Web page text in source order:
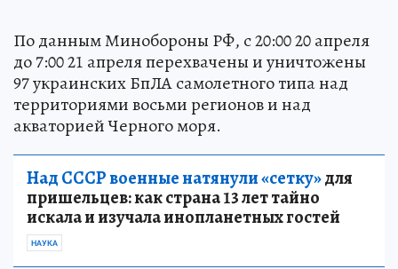
По данным Минобороны РФ, с 20:00 20 апреля
до 7:00 21 апреля перехвачены и уничтожены
97 украинских БпЛА самолетного типа над
территориями восьми регионов и над
акваторией Черного моря.
Над СССР военные натянули «сетку»для
пришельцев: как страна 13 лет тайно
искала и изучала инопланетных гостей
НАУКА